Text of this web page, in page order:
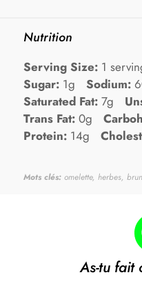
Nutrition
Serving Size: 1
Sugar: 1g Sodium:
Saturated Fat: 7g
Trans Fat: 0g
Protein: 14g
Mots clés: omelette, herbes,
As-tu fait